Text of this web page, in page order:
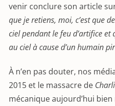
venir conclure son article
que je retiens, moi, c’est que
ciel pendant le feu d’artifice et
au ciel à cause d’un humain
À n’en pas douter, nos
2015 et le massacre de
mécanique aujourd’hui bien